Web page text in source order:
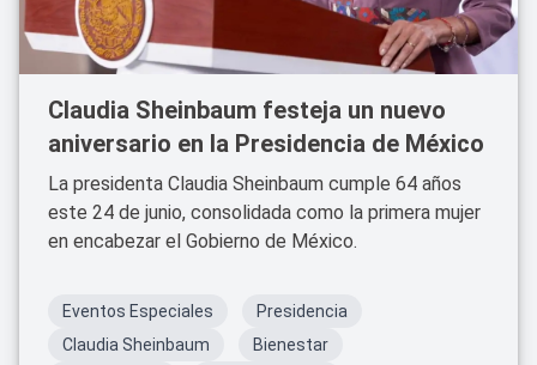
Claudia Sheinbaum festeja un nuevo
aniversario en la Presidencia de México
La presidenta Claudia Sheinbaum cumple 64 años
este 24 de junio, consolidada como la primera mujer
en encabezar el Gobierno de México.
Eventos Especiales
Presidencia
Claudia Sheinbaum
Bienestar